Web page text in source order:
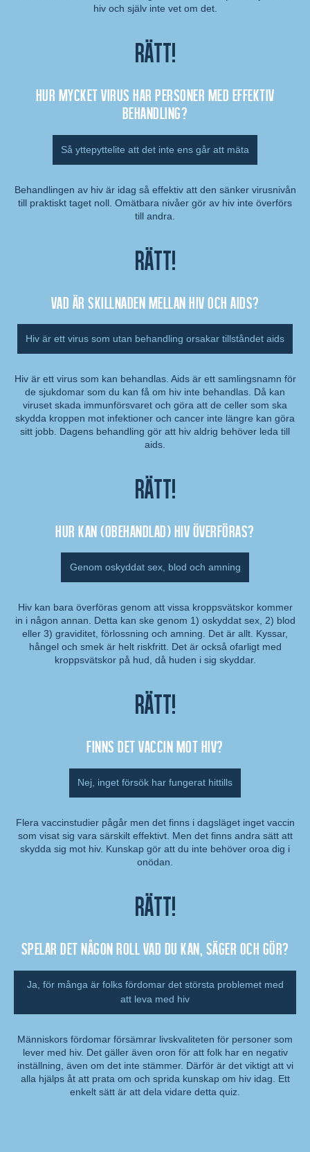
hiv och själv inte vet om det.
Rätt!
Hur mycket virus har personer med effektiv
behandling?
Så yttepyttelite att det inte ens går att mäta
Kommentar:
Behandlingen av hiv är idag så effektiv att den sänker virusnivån
till praktiskt taget noll. Omätbara nivåer gör av hiv inte överförs
till andra.
Rätt!
Vad är skillnaden mellan hiv och aids?
Hiv är ett virus som utan behandling orsakar tillståndet aids
Kommentar:
Hiv är ett virus som kan behandlas. Aids är ett samlingsnamn för
de sjukdomar som du kan få om hiv inte behandlas. Då kan
viruset skada immunförsvaret och göra att de celler som ska
skydda kroppen mot infektioner och cancer inte längre kan göra
sitt jobb. Dagens behandling gör att hiv aldrig behöver leda till
aids.
Rätt!
Hur kan (obehandlad) hiv överföras?
Genom oskyddat sex, blod och amning
Kommentar:
Hiv kan bara överföras genom att vissa kroppsvätskor kommer
in i någon annan. Detta kan ske genom 1) oskyddat sex, 2) blod
eller 3) graviditet, förlossning och amning. Det är allt. Kyssar,
hångel och smek är helt riskfritt. Det är också ofarligt med
kroppsvätskor på hud, då huden i sig skyddar.
Rätt!
Finns det vaccin mot hiv?
Nej, inget försök har fungerat hittills
Kommentar:
Flera vaccinstudier pågår men det finns i dagsläget inget vaccin
som visat sig vara särskilt effektivt. Men det finns andra sätt att
skydda sig mot hiv. Kunskap gör att du inte behöver oroa dig i
onödan.
Rätt!
Spelar det någon roll vad du kan, säger och gör?
Ja, för många är folks fördomar det största problemet med
att leva med hiv
Kommentar:
Människors fördomar försämrar livskvaliteten för personer som
lever med hiv. Det gäller även oron för att folk har en negativ
inställning, även om det inte stämmer. Därför är det viktigt att vi
alla hjälps åt att prata om och sprida kunskap om hiv idag. Ett
enkelt sätt är att dela vidare detta quiz.